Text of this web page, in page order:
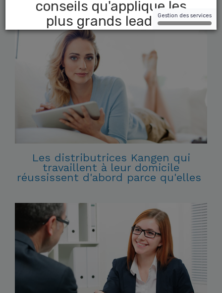
Les distributrices Kangen qui
travaillent à leur domicile
réussissent d'abord parce qu'elles